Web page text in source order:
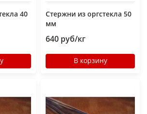
40
Стержни из оргстекла 50
мм
640 руб/кг
В корзину